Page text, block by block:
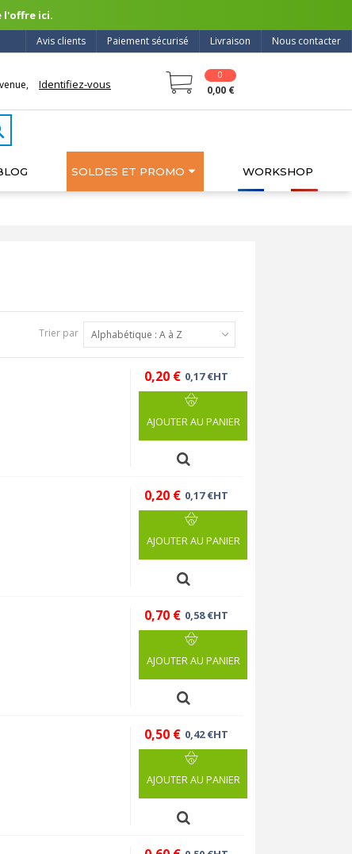
l'offre ici.
Nous contacter
Livraison
Paiement sécurisé
Avis clients
Identifiez-vous
0
0,00 €
SOLDES ET PROMO WORKSHOP
Trier par Alphabétique : A à Z
0,20 € 0,17 €HT
AJOUTER AU PANIER
0,20 € 0,17 €HT
AJOUTER AU PANIER
0,70 € 0,58 €HT
AJOUTER AU PANIER
0,50 € 0,42 €HT
AJOUTER AU PANIER